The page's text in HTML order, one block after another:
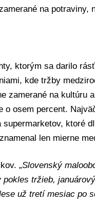
na potraviny,
ktorým sa darilo
kde tržby
zamerané na kultúru
o osem percent.
ktoré
len mierne
„Slovenský
tržieb,
už tretí mesiac po